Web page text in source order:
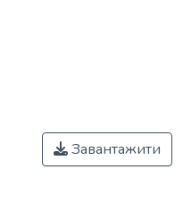
Завантажити